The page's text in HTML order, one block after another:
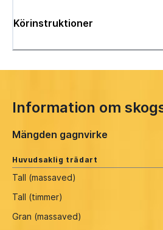
Körinstruktioner
Information om
Mängden gagnvirke
Huvudsaklig trädart
Tall (massaved)
Tall (timmer)
Gran (massaved)